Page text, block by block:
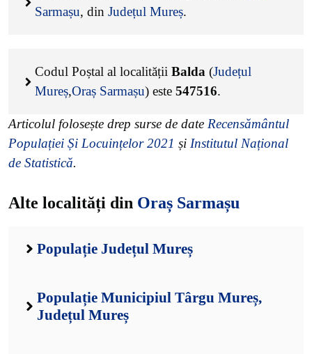
Sarmașu, din Județul Mureș.
Codul Poștal al localității Balda (Județul
Mureș,Oraș Sarmașu) este 547516.
Articolul folosește drep surse de date Recensământul
Populației Și Locuințelor 2021 și Institutul Național
de Statistică.
Alte localități din Oraș Sarmașu
Populație Județul Mureș
Populație Municipiul Târgu Mureș,
Județul Mureș